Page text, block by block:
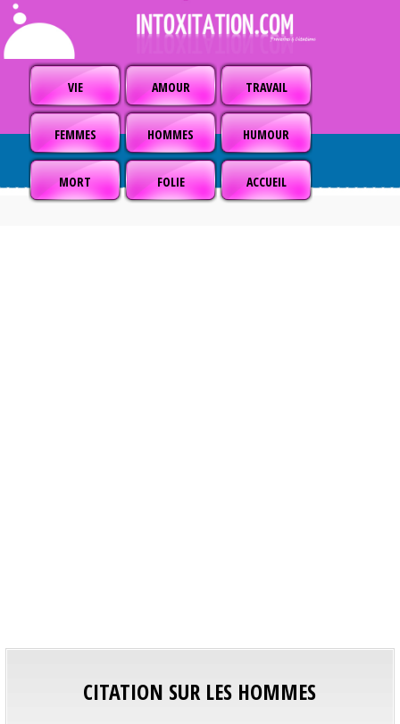
VIE AMOUR TRAVAIL
FEMMES HOMMES HUMOUR
MORT FOLIE ACCUEIL
CITATION SUR LES HOMMES